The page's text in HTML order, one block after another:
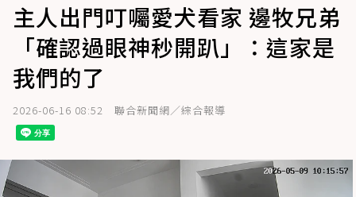
主人出門叮囑愛犬看家 邊牧兄弟
「確認過眼神秒開趴」：這家是
我們的了
2026-06-16 08:52 聯合新聞網／綜合報導